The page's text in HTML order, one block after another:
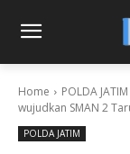
Home POLDA JATIM
wujudkan SMAN 2
POLDA JATIM